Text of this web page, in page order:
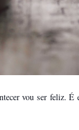
vou ser feliz.